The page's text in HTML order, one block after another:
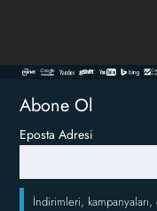
Abone Ol
Eposta Adresi
İndirimleri, kampanyaları,